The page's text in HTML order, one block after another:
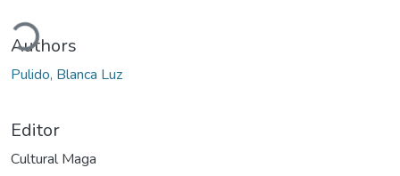
Authors
Pulido, Blanca Luz
Editor
Cultural Maga